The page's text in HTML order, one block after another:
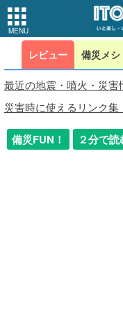
レビュー 備災メシ
最近の地震・噴火・災害
災害時に使えるリンク集
備災FUN！ ２分で読